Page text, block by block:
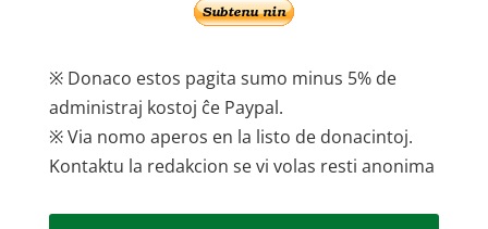
※ Donaco estos pagita sumo minus 5% de
administraj kostoj ĉe Paypal.
※ Via nomo aperos en la listo de donacintoj.
Kontaktu la redakcion se vi volas resti anonima